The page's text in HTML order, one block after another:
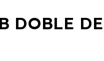
DOBLE DE